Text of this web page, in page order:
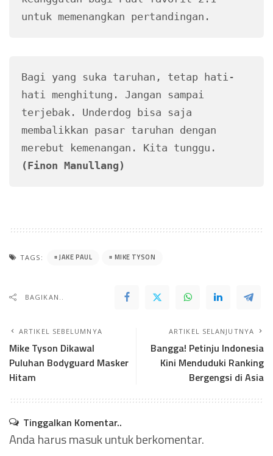
untuk memenangkan pertandingan.
Bagi yang suka taruhan, tetap hati-
hati menghitung. Jangan sampai
terjebak. Underdog bisa saja
membalikkan pasar taruhan dengan
(Finon Manullang)
TAGS: JAKE PAUL MIKE TYSON
BAGIKAN..
ARTIKEL SEBELUMNYA
Mike Tyson Dikawal
Puluhan Bodyguard Masker
Hitam
ARTIKEL SELANJUTNYA
Bangga! Petinju Indonesia
Kini Menduduki Ranking
Bergengsi di Asia
Tinggalkan Komentar..
Anda harusmasukuntuk berkomentar.